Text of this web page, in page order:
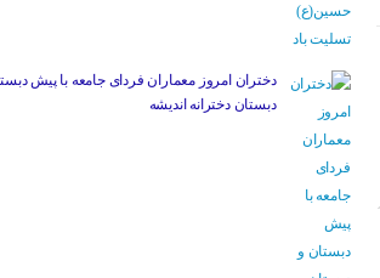
دختران امروز معماران فردای جامعه با پیش
دبستان دخترانه اندیشه